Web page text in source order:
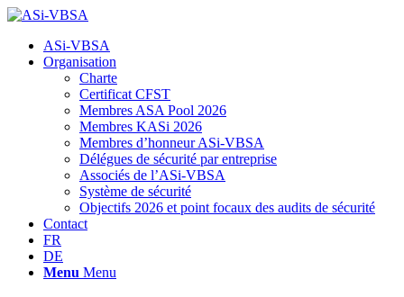
Hauptnavigation
ASi-VBSA
Organisation
Charte
Certificat CFST
Membres ASA Pool 2026
Membres KASi 2026
Membres d’honneur ASi-VBSA
Délégues de sécurité par entreprise
Associés de l’ASi-VBSA
Système de sécurité
Objectifs 2026 et point focaux des audits de sécurité
Contact
FR
DE
Menu Menu